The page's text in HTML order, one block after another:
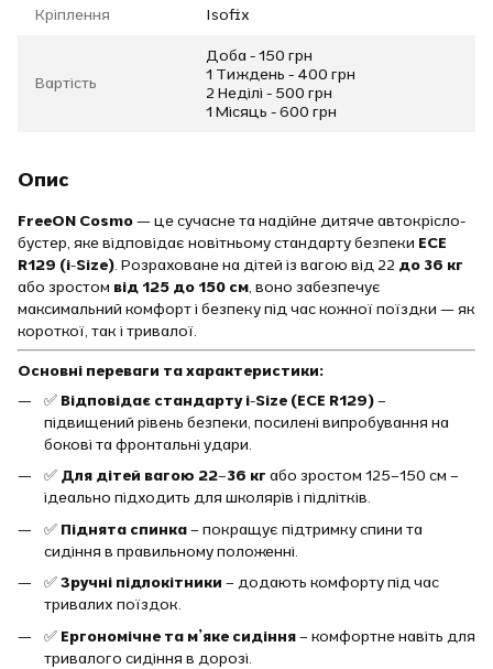
Кріплення Isofix
Вартість
Доба - 150 грн
1 Тиждень - 400 грн
2 Неділі - 500 грн
1 Місяць - 600 грн
Опис
FreeON Cosmo— це сучасне та надійне дитяче автокрісло-
бустер, яке відповідає новітньому стандарту безпеки ECE
R129 (i-Size). Розраховане на дітей із вагою від 22 до 36 кг
або зростом від 125 до 150 см, воно забезпечує
максимальний комфорт і безпеку під час кожної поїздки — як
короткої, так і тривалої.
Основні переваги та характеристики:
✅ Відповідає стандарту i-Size (ECE R129)–
підвищений рівень безпеки, посилені випробування на
бокові та фронтальні удари.
✅ Для дітей вагою 22–36 кг або зростом 125–150 см –
ідеально підходить для школярів і підлітків.
✅ Піднята спинка– покращує підтримку спини та
сидіння в правильному положенні.
✅Зручні підлокітники – додають комфорту під час
тривалих поїздок.
✅ Ергономічне та м’яке сидіння– комфортне навіть для
тривалого сидіння в дорозі.